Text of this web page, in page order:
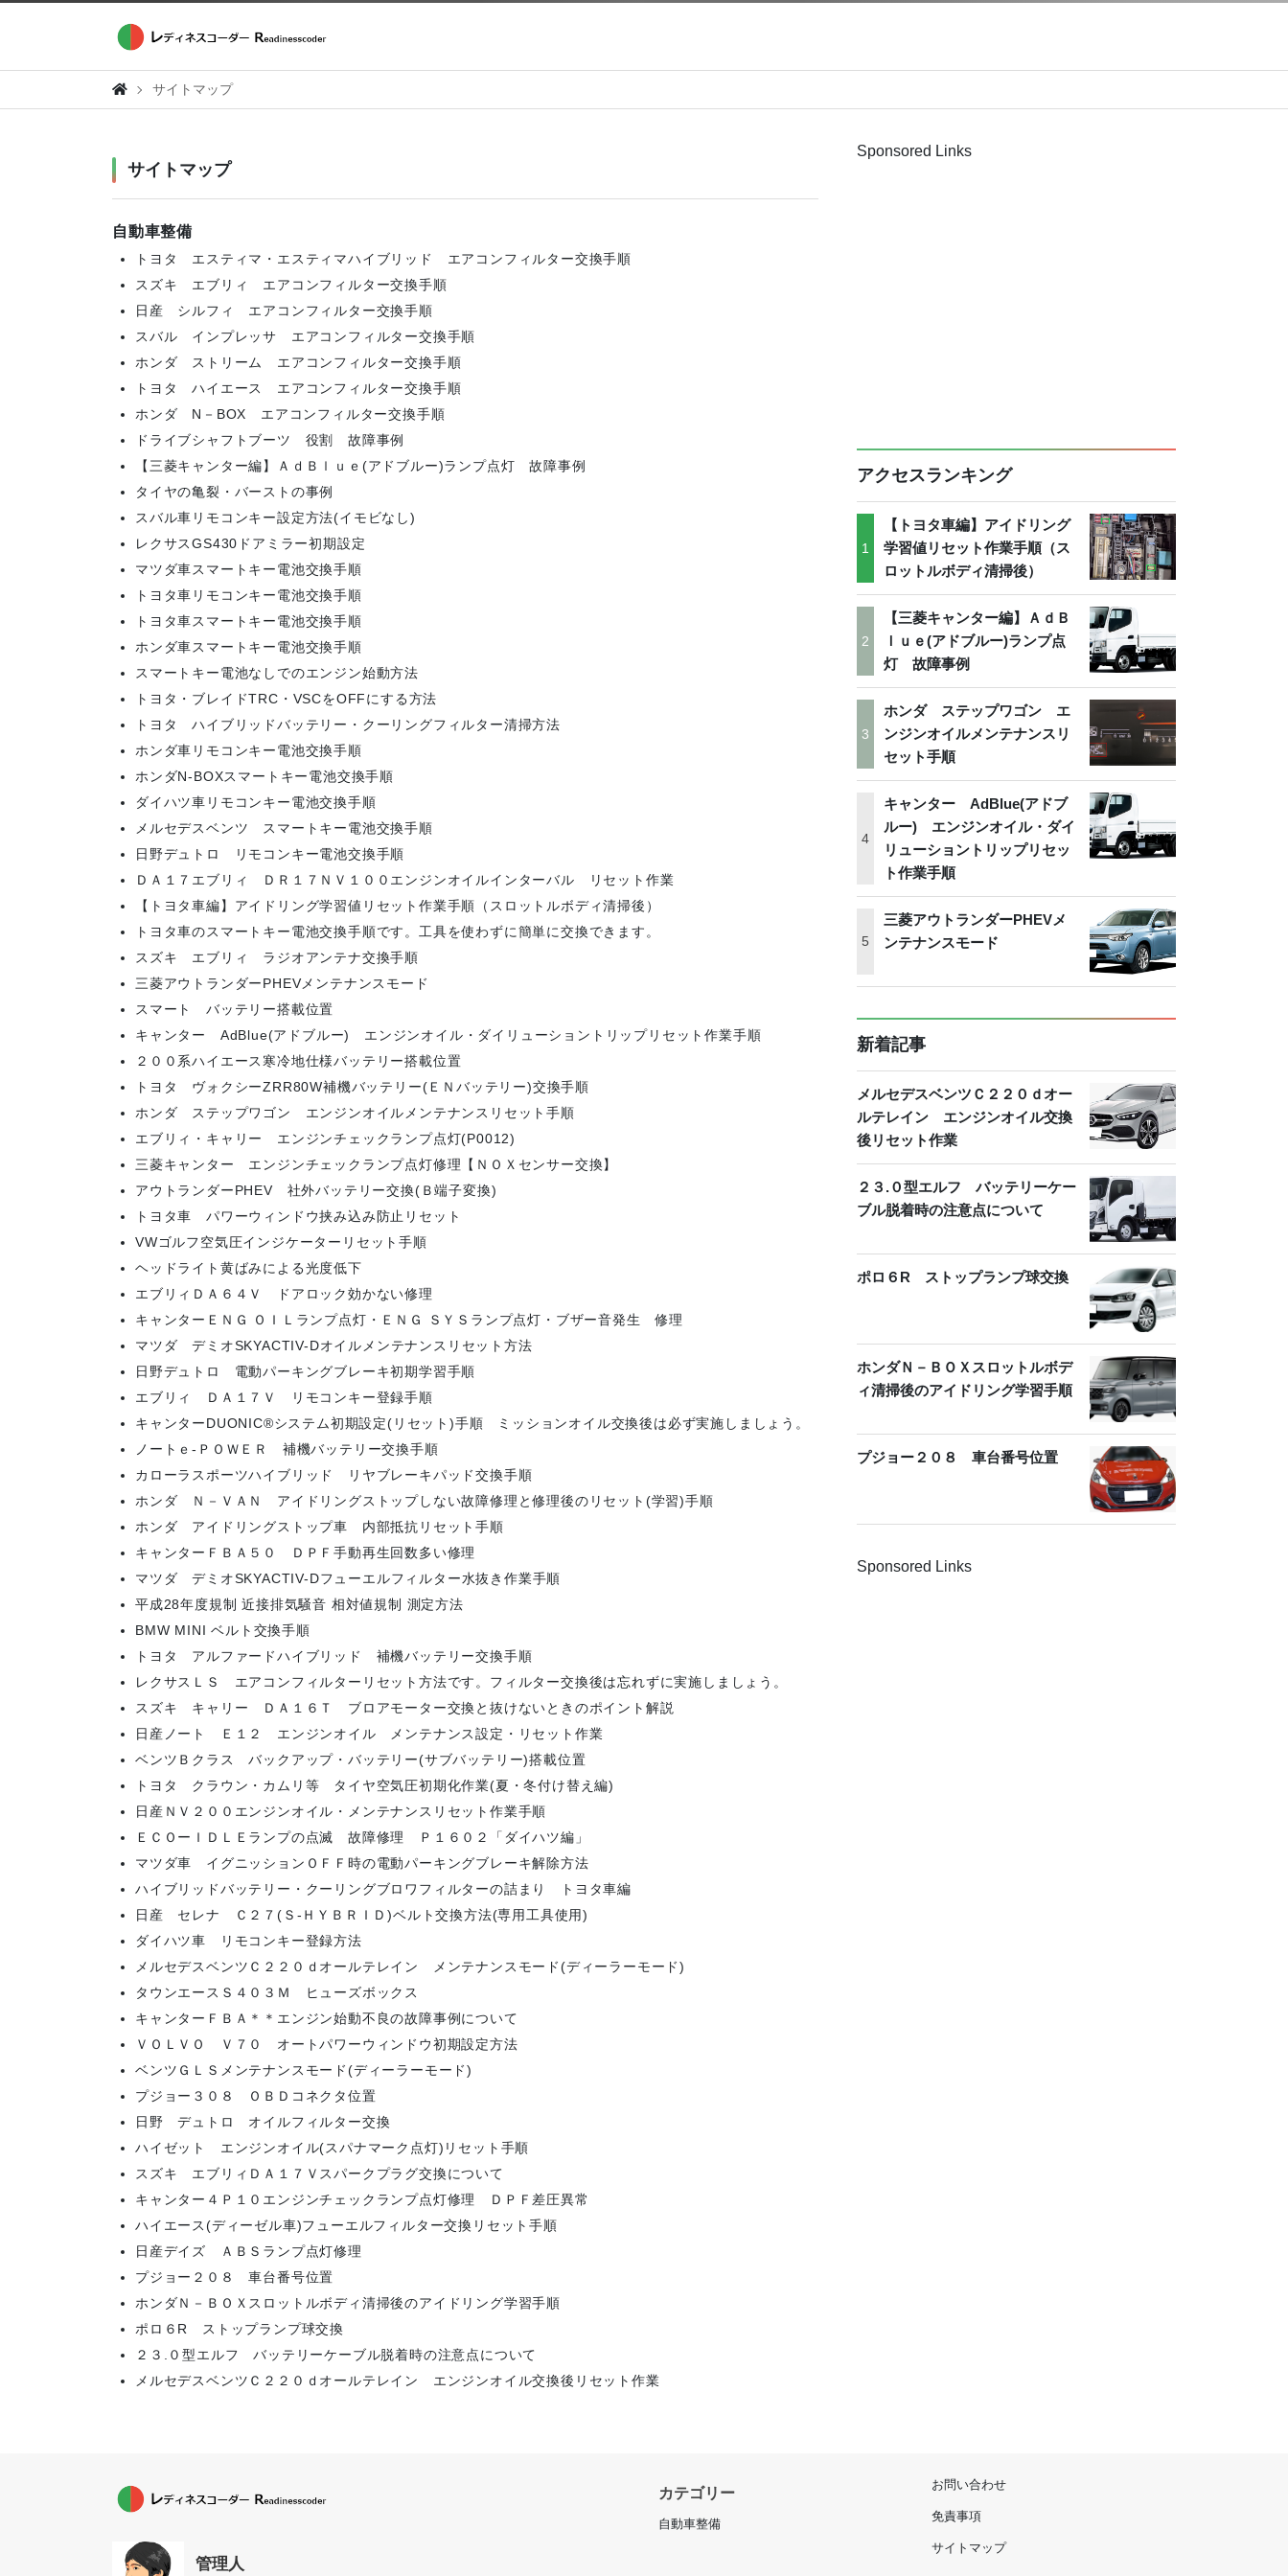
サイトマップ
サイトマップ
自動車整備
トヨタ エスティマ・エスティマハイブリッド エアコンフィルター交換手順
スズキ エブリィ エアコンフィルター交換手順
日産 シルフィ エアコンフィルター交換手順
スバル インプレッサ エアコンフィルター交換手順
ホンダ ストリーム エアコンフィルター交換手順
トヨタ ハイエース エアコンフィルター交換手順
ホンダ N－BOX エアコンフィルター交換手順
ドライブシャフトブーツ 役割 故障事例
【三菱キャンター編】ＡｄＢｌｕｅ(アドブルー)ランプ点灯 故障事例
タイヤの亀裂・バーストの事例
スバル車リモコンキー設定方法(イモビなし)
レクサスGS430ドアミラー初期設定
マツダ車スマートキー電池交換手順
トヨタ車リモコンキー電池交換手順
トヨタ車スマートキー電池交換手順
ホンダ車スマートキー電池交換手順
スマートキー電池なしでのエンジン始動方法
トヨタ・ブレイドTRC・VSCをOFFにする方法
トヨタ ハイブリッドバッテリー・クーリングフィルター清掃方法
ホンダ車リモコンキー電池交換手順
ホンダN-BOXスマートキー電池交換手順
ダイハツ車リモコンキー電池交換手順
メルセデスベンツ スマートキー電池交換手順
日野デュトロ リモコンキー電池交換手順
ＤＡ１７エブリィ ＤＲ１７ＮＶ１００エンジンオイルインターバル リセット作業
【トヨタ車編】アイドリング学習値リセット作業手順（スロットルボディ清掃後）
トヨタ車のスマートキー電池交換手順です。工具を使わずに簡単に交換できます。
スズキ エブリィ ラジオアンテナ交換手順
三菱アウトランダーPHEVメンテナンスモード
スマート バッテリー搭載位置
キャンター AdBlue(アドブルー) エンジンオイル・ダイリューショントリップリセット作業手順
２００系ハイエース寒冷地仕様バッテリー搭載位置
トヨタ ヴォクシーZRR80W補機バッテリー(ＥＮバッテリー)交換手順
ホンダ ステップワゴン エンジンオイルメンテナンスリセット手順
エブリィ・キャリー エンジンチェックランプ点灯(P0012)
三菱キャンター エンジンチェックランプ点灯修理【ＮＯＸセンサー交換】
アウトランダーPHEV 社外バッテリー交換(Ｂ端子変換)
トヨタ車 パワーウィンドウ挟み込み防止リセット
VWゴルフ空気圧インジケーターリセット手順
ヘッドライト黄ばみによる光度低下
エブリィＤＡ６４Ｖ ドアロック効かない修理
キャンターＥＮＧ ＯＩＬランプ点灯・ＥＮＧ ＳＹＳランプ点灯・ブザー音発生 修理
マツダ デミオSKYACTIV-Dオイルメンテナンスリセット方法
日野デュトロ 電動パーキングブレーキ初期学習手順
エブリィ ＤＡ１７Ｖ リモコンキー登録手順
キャンターDUONIC®システム初期設定(リセット)手順 ミッションオイル交換後は必ず実施しましょう。
ノートｅ-ＰＯＷＥＲ 補機バッテリー交換手順
カローラスポーツハイブリッド リヤブレーキパッド交換手順
ホンダ Ｎ－ＶＡＮ アイドリングストップしない故障修理と修理後のリセット(学習)手順
ホンダ アイドリングストップ車 内部抵抗リセット手順
キャンターＦＢＡ５０ ＤＰＦ手動再生回数多い修理
マツダ デミオSKYACTIV-Dフューエルフィルター水抜き作業手順
平成28年度規制 近接排気騒音 相対値規制 測定方法
BMW MINI ベルト交換手順
トヨタ アルファードハイブリッド 補機バッテリー交換手順
レクサスＬＳ エアコンフィルターリセット方法です。フィルター交換後は忘れずに実施しましょう。
スズキ キャリー ＤＡ１６Ｔ ブロアモーター交換と抜けないときのポイント解説
日産ノート Ｅ１２ エンジンオイル メンテナンス設定・リセット作業
ベンツＢクラス バックアップ・バッテリー(サブバッテリー)搭載位置
トヨタ クラウン・カムリ等 タイヤ空気圧初期化作業(夏・冬付け替え編)
日産ＮＶ２００エンジンオイル・メンテナンスリセット作業手順
ＥＣＯーＩＤＬＥランプの点滅 故障修理 Ｐ１６０２「ダイハツ編」
マツダ車 イグニッションＯＦＦ時の電動パーキングブレーキ解除方法
ハイブリッドバッテリー・クーリングブロワフィルターの詰まり トヨタ車編
日産 セレナ Ｃ２７(Ｓ-ＨＹＢＲＩＤ)ベルト交換方法(専用工具使用)
ダイハツ車 リモコンキー登録方法
メルセデスベンツＣ２２０ｄオールテレイン メンテナンスモード(ディーラーモード)
タウンエースＳ４０３Ｍ ヒューズボックス
キャンターＦＢＡ＊＊エンジン始動不良の故障事例について
ＶＯＬＶＯ Ｖ７０ オートパワーウィンドウ初期設定方法
ベンツＧＬＳメンテナンスモード(ディーラーモード)
プジョー３０８ ＯＢＤコネクタ位置
日野 デュトロ オイルフィルター交換
ハイゼット エンジンオイル(スパナマーク点灯)リセット手順
スズキ エブリィＤＡ１７Ｖスパークプラグ交換について
キャンター４Ｐ１０エンジンチェックランプ点灯修理 ＤＰＦ差圧異常
ハイエース(ディーゼル車)フューエルフィルター交換リセット手順
日産デイズ ＡＢＳランプ点灯修理
プジョー２０８ 車台番号位置
ホンダＮ－ＢＯＸスロットルボディ清掃後のアイドリング学習手順
ポロ６R ストップランプ球交換
２３.０型エルフ バッテリーケーブル脱着時の注意点について
メルセデスベンツＣ２２０ｄオールテレイン エンジンオイル交換後リセット作業
Sponsored Links
アクセスランキング
【トヨタ車編】アイドリング
学習値リセット作業手順（ス
ロットルボディ清掃後）
【三菱キャンター編】ＡｄＢ
ｌｕｅ(アドブルー)ランプ点
灯 故障事例
ホンダ ステップワゴン エ
ンジンオイルメンテナンスリ
セット手順
キャンター AdBlue(アドブ
ルー) エンジンオイル・ダイ
リューショントリップリセッ
ト作業手順
三菱アウトランダーPHEVメ
ンテナンスモード
新着記事
メルセデスベンツＣ２２０ｄオー
ルテレイン エンジンオイル交換
後リセット作業
２３.０型エルフ バッテリーケー
ブル脱着時の注意点について
ポロ６R ストップランプ球交換
ホンダＮ－ＢＯＸスロットルボデ
ィ清掃後のアイドリング学習手順
プジョー２０８ 車台番号位置
Sponsored Links
管理人
カテゴリー
自動車整備
お問い合わせ
免責事項
サイトマップ